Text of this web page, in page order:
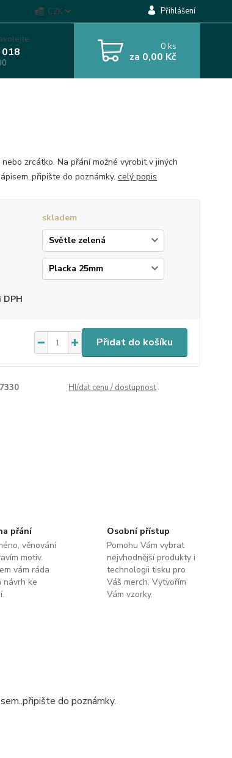
CZK Přihlášení
0ks
za 0,00 Kč
zrcátko. Na přání možné vyrobit v jiných
do poznámky. celý popis
skladem
DPH
Přidat do košíku
Hlídat cenu / dostupnost
přání
věnování
motiv.
vám ráda
návrh ke
Osobní přístup
Pomohu Vám vybrat
nejvhodnější produkty i
technologii tisku pro
Váš merch. Vytvořím
Vám vzorky.
do poznámky.